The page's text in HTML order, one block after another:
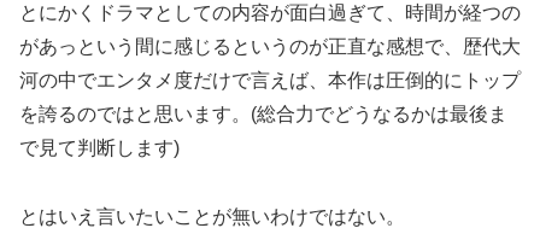
とにかくドラマとしての内容が面白過ぎて、時間が経つの
があっという間に感じるというのが正直な感想で、歴代大
河の中でエンタメ度だけで言えば、本作は圧倒的にトップ
を誇るのではと思います。(総合力でどうなるかは最後ま
で見て判断します)
とはいえ言いたいことが無いわけではない。